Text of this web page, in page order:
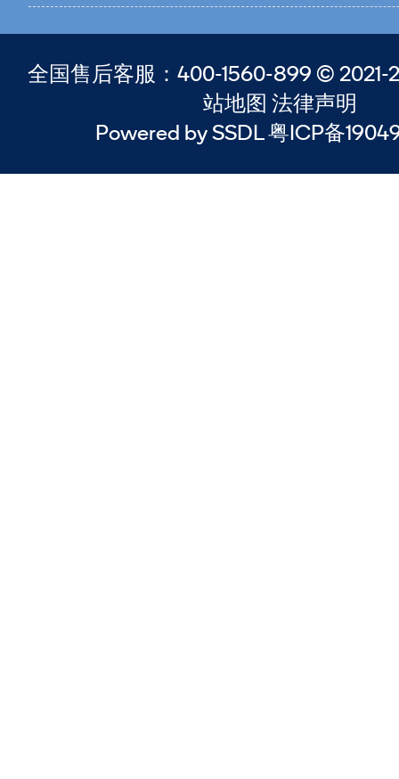
全国售后客服：400-1560-899 © 2021-
站地图 法律声明
Powered by SSDL 粤ICP备